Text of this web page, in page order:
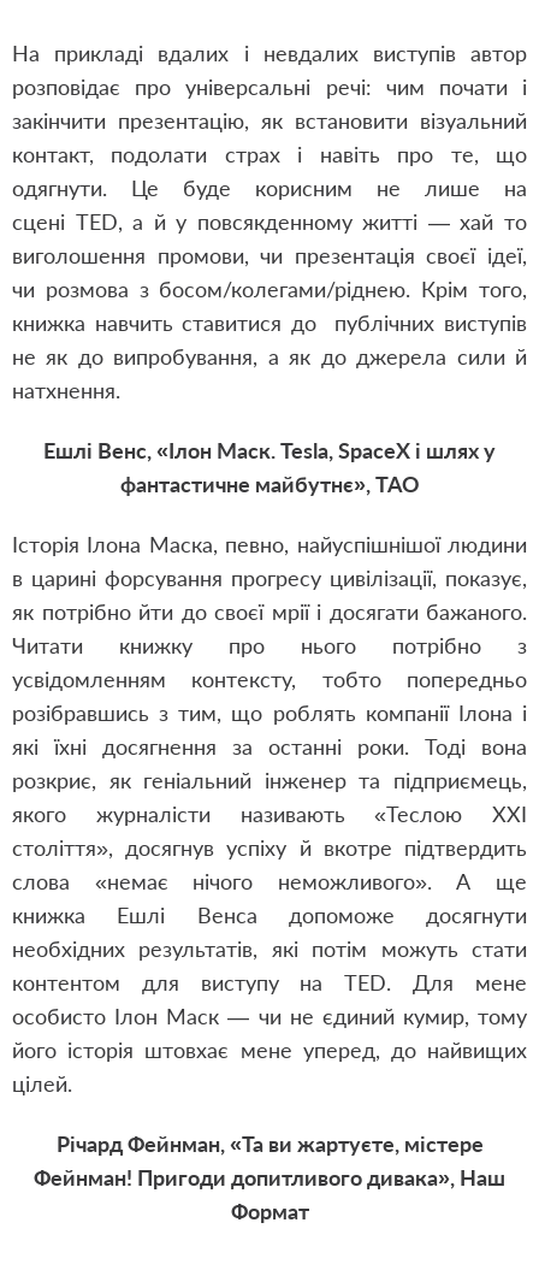
На прикладі вдалих і невдалих виступів автор
розповідає про універсальні речі: чим почати і
закінчити презентацію, як встановити візуальний
контакт, подолати страх і навіть про те, що
одягнути. Це буде корисним не лише на
сцені TED, а й у повсякденному житті — хай то
виголошення промови, чи презентація своєї ідеї,
чи розмова з босом/колегами/ріднею. Крім того,
книжка навчить ставитися до публічних виступів
не як до випробування, а як до джерела сили й
натхнення.
Ешлі Венс, «Ілон Маск. Tesla, SpaceX і шлях у
фантастичне майбутнє», ТАО
Історія Ілона Маска, певно, найуспішнішої людини
в царині форсування прогресу цивілізації, показує,
як потрібно йти до своєї мрії і досягати бажаного.
Читати книжку про нього потрібно з
усвідомленням контексту, тобто попередньо
розібравшись з тим, що роблять компанії Ілона і
які їхні досягнення за останні роки. Тоді вона
розкриє, як геніальний інженер та підприємець,
якого журналісти називають «Теслою ХХІ
століття», досягнув успіху й вкотре підтвердить
слова «немає нічого неможливого». А ще
книжка Ешлі Венса допоможе досягнути
необхідних результатів, які потім можуть стати
контентом для виступу на TED. Для мене
особисто Ілон Маск — чи не єдиний кумир, тому
його історія штовхає мене уперед, до найвищих
цілей.
Річард Фейнман, «Та ви жартуєте, містере
Фейнман! Пригоди допитливого дивака», Наш
Формат